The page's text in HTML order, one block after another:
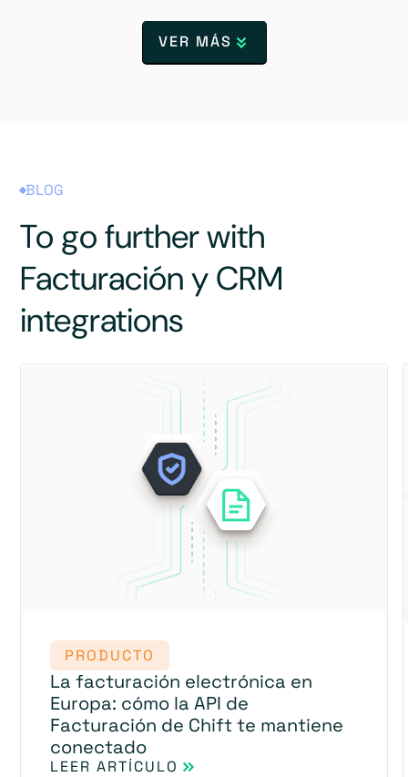
VER MÁS
BLOG
To go further with
Facturación y CRM
integrations
PRODUCTO
La facturación electrónica en
Europa: cómo la API de
Facturación de Chift te mantiene
conectado
LEER ARTÍCULO